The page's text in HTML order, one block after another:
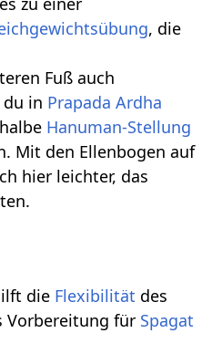
, die
Fuß auch
in Prapada Ardha
Hanuman-Stellung
Mit den Ellenbogen auf
hier leichter, das
die Flexibilität des
Vorbereitung für Spagat